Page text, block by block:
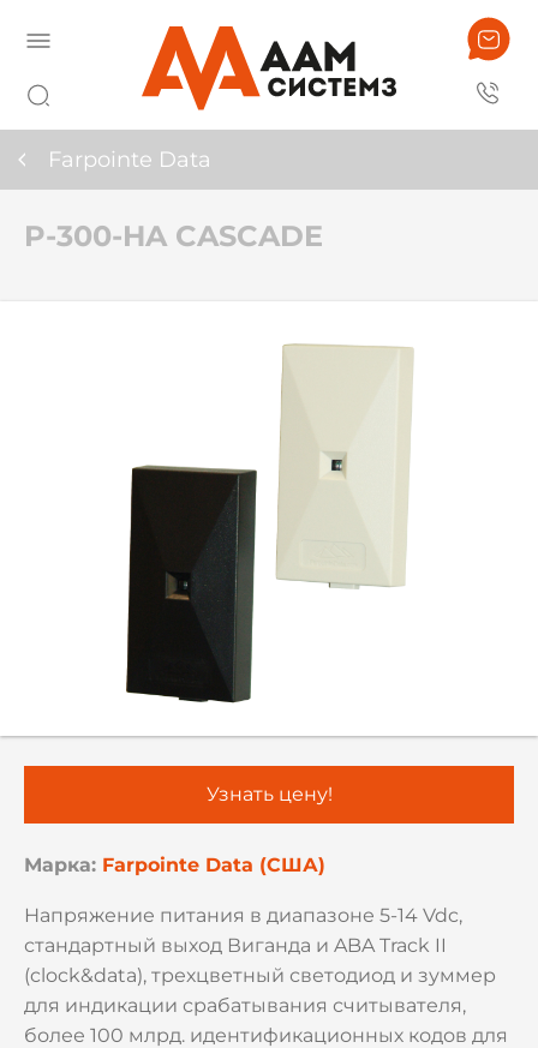
Farpointe Data
P-300-HA CASCADE
Марка: Farpointe Data (США)
Напряжение питания в диапазоне 5-14 Vdc,
стандартный выход Виганда и ABA Track II
(clock&data), трехцветный светодиод и зуммер
для индикации срабатывания считывателя,
более 100 млрд. идентификационных кодов для
Узнать цену!